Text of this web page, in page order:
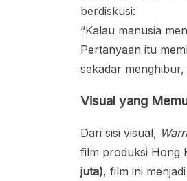
berdiskusi:
“Kalau manusia
Pertanyaan itu
sekadar menghibur,
Visual yang
Dari sisi visual,
film produksi Hong
juta), film ini menjadi